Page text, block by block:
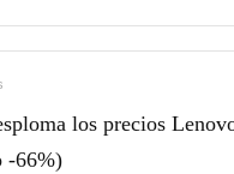
los precios
-66%)